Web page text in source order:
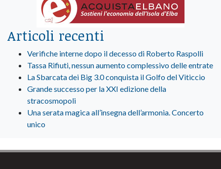
Articoli recenti
Verifiche interne dopo il decesso di Roberto Raspolli
Tassa Rifiuti, nessun aumento complessivo delle entrate
La Sbarcata dei Big 3.0 conquista il Golfo del Viticcio
Grande successo per la XXI edizione della
stracosmopoli
Una serata magica all’insegna dell’armonia. Concerto
unico